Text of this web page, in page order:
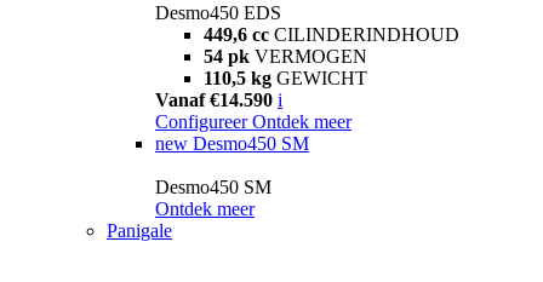
Desmo450 EDS
449,6 cc CILINDERINDHOUD
54 pk VERMOGEN
110,5 kg GEWICHT
Vanaf €14.590 i
Configureer Ontdek meer
new Desmo450 SM
Desmo450 SM
Ontdek meer
Panigale